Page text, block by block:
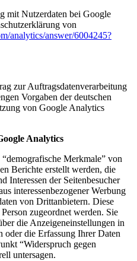
mit Nutzerdaten bei Google
von
analytics/answer/6004245?
zur Auftragsdatenverarbeitung
Vorgaben der deutschen
von Google Analytics
Analytics
Merkmale” von
Berichte erstellt werden, die
Interessen der Seitenbesucher
interessenbezogener Werbung
von Drittanbietern. Diese
zugeordnet werden. Sie
die Anzeigeneinstellungen in
die Erfassung Ihrer Daten
“Widerspruch gegen
untersagen.